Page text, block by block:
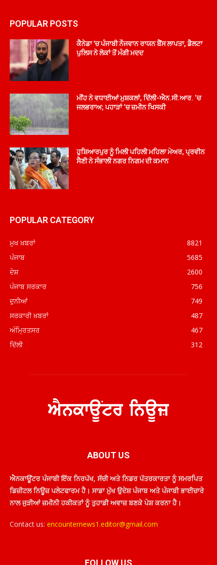
POPULAR POSTS
ਕੈਨੇਡਾ ’ਚ ਪੰਜਾਬੀ ਨੌਜਵਾਨ ਰਾਯਨ ਬੈਂਸ ਲਾਪਤਾ, ਡੈਲਟਾ
ਪੁਲਿਸ ਨੇ ਲੋਕਾਂ ਤੋਂ ਮੰਗੀ ਮਦਦ
ਮੀਂਹ ਨੇ ਵਧਾਈਆਂ ਮੁਸ਼ਕਲਾਂ, ਦਿੱਲੀ-ਐਨ.ਸੀ.ਆਰ. ‘ਚ
ਜਲਭਰਾਅ; ਪਹਾੜਾਂ ‘ਚ ਜ਼ਮੀਨ ਖਿਸਕੀ
ਹੁਸ਼ਿਆਰਪੁਰ ਨੂੰ ਮਿਲੀ ਪਹਿਲੀ ਮਹਿਲਾ ਮੇਅਰ, ਪ੍ਰਵੀਨ
ਸੈਣੀ ਨੇ ਸੰਭਾਲੀ ਨਗਰ ਨਿਗਮ ਦੀ ਕਮਾਨ
POPULAR CATEGORY
ਮੁਖ ਖ਼ਬਰਾਂ
8821
ਪੰਜਾਬ
5685
ਦੇਸ਼
2600
ਪੰਜਾਬ ਸਰਕਾਰ
756
ਦੁਨੀਆਂ
749
ਸਰਕਾਰੀ ਖ਼ਬਰਾਂ
487
ਅੰਮ੍ਰਿਤਸਰ
467
ਦਿੱਲੀ
312
ABOUT US
ਐਨਕਾਊਂਟਰ ਪੰਜਾਬੀ ਇੱਕ ਨਿਰਪੱਖ, ਸੱਚੀ ਅਤੇ ਨਿਡਰ ਪੱਤਰਕਾਰਤਾ ਨੂੰ ਸਮਰਪਿਤ
ਡਿਜ਼ੀਟਲ ਨਿਊਜ਼ ਪਲੇਟਫਾਰਮ ਹੈ। ਸਾਡਾ ਮੁੱਖ ਉਦੇਸ਼ ਪੰਜਾਬ ਅਤੇ ਪੰਜਾਬੀ ਭਾਈਚਾਰੇ
ਨਾਲ ਜੁੜੀਆਂ ਜ਼ਮੀਨੀ ਹਕੀਕਤਾਂ ਨੂੰ ਤੁਹਾਡੀ ਅਵਾਜ਼ ਬਣਕੇ ਪੇਸ਼ ਕਰਨਾ ਹੈ।
Contact us: encounternews1.editor@gmail.com
FOLLOW US